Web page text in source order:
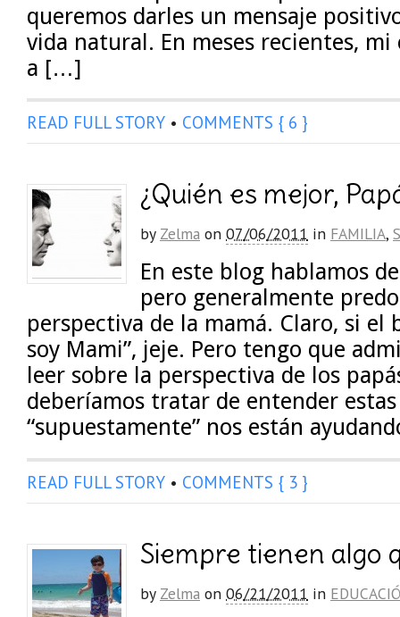
queremos darles un mensaje
vida natural. En meses recientes,
a […]
READ FULL STORY • COMMENTS { 6 }
¿Quién es mejor,
by Zelma on 07/06/2011 in FAMILIA,
En este blog hablamos
pero generalmente
perspectiva de la mamá. Claro, si el
soy Mami”, jeje. Pero tengo que
leer sobre la perspectiva de los
deberíamos tratar de entender
“supuestamente” nos están
READ FULL STORY • COMMENTS { 3 }
Siempre tienen algo
by Zelma on 06/21/2011 in